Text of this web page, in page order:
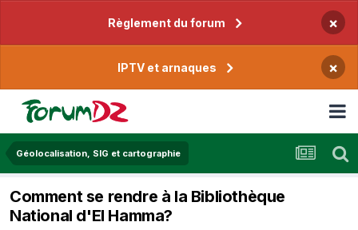
Règlement du forum ×
IPTV et arnaques ×
Géolocalisation, SIG et cartographie
Comment se rendre à la Bibliothèque
National d'El Hamma?